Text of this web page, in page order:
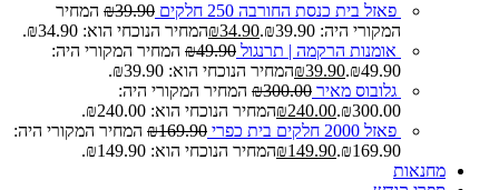
פאזל בית כנסת החורבה 250 חלקים ₪39.90
המחיר
המקורי היה: ₪39.90.
₪34.90
המחיר הנוכחי הוא: ₪34.90.
אומנות הרקמה | תרנגול
₪49.90
המחיר המקורי היה:
₪49.90.
₪39.90
המחיר הנוכחי הוא: ₪39.90.
גלובוס מאיר
₪300.00
המחיר המקורי היה:
₪300.00.
₪240.00
המחיר הנוכחי הוא: ₪240.00.
פאזל 2000 חלקים בית כפרי
₪169.90
המחיר המקורי היה:
₪169.90.
₪149.90
המחיר הנוכחי הוא: ₪149.90.
מחנאות